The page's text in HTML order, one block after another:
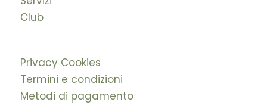
Club
Privacy Cookies
Termini e condizioni
Metodi di pagamento